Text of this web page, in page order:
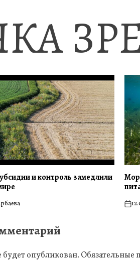
и контроль замедлили
on
опубликован. Обязательные